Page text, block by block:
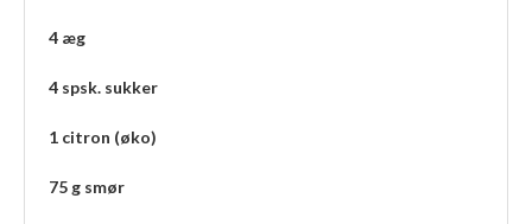
4 æg
4 spsk. sukker
1 citron (øko)
75 g smør